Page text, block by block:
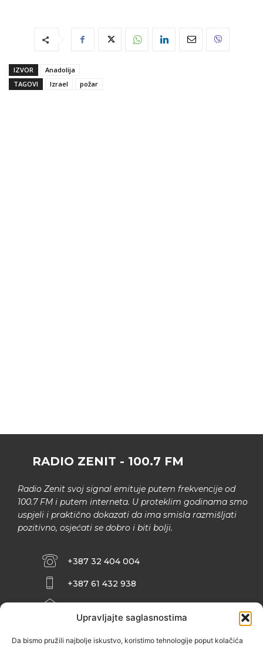
Upravljajte saglasnostima
Da bismo pružili najbolje iskustvo, koristimo tehnologije poput kolačića
IZVOR
Anadolija
TAGOVI
Izrael požar
RADIO ZENIT - 100.7 FM
Radio Zenit svoj signal emituje putem frekvencije od
100.7 FM i putem interneta. U proteklim godinama smo
uspjeli i praktično dokazati da ima smisla razmišljati
pozitivno, osjećati se dobro i biti bolji.
+387 32 404 004
+387 61 432 938
INFO@ZENIT.BA
ZENIČANKA, 3. SPRAT), 72000 ZENICA